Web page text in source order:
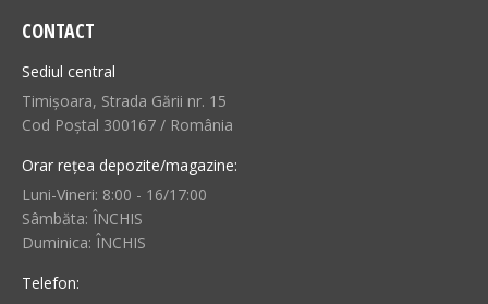
CONTACT
Sediul central
Timișoara, Strada Gării nr. 15
Cod Poștal 300167 / România
Orar rețea depozite/magazine:
Luni-Vineri: 8:00 - 16/17:00
Sâmbăta: ÎNCHIS
Duminica: ÎNCHIS
Telefon: